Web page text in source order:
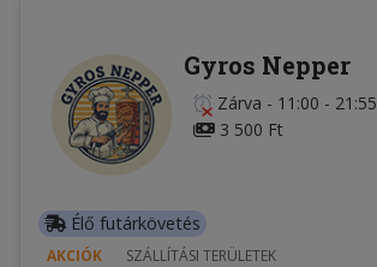
Gyros Nepper
Zárva - 11:00 - 21:55
3 500 Ft
Élő futárkövetés
AKCIÓK SZÁLLÍTÁSI TERÜLETEK